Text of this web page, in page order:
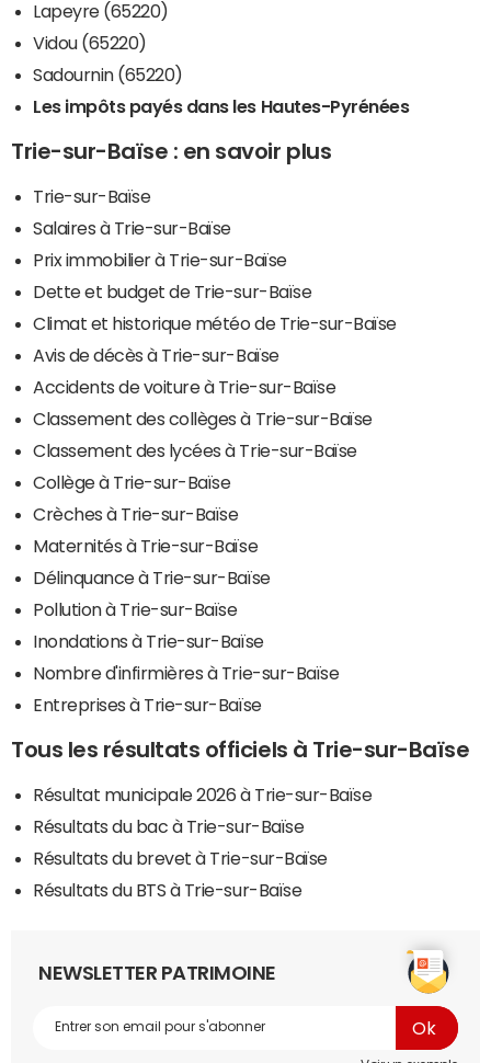
Lapeyre (65220)
Vidou (65220)
Sadournin (65220)
Les impôts payés dans les Hautes-Pyrénées
Trie-sur-Baïse : en savoir plus
Trie-sur-Baïse
Salaires à Trie-sur-Baïse
Prix immobilier à Trie-sur-Baïse
Dette et budget de Trie-sur-Baïse
Climat et historique météo de Trie-sur-Baïse
Avis de décès à Trie-sur-Baïse
Accidents de voiture à Trie-sur-Baïse
Classement des collèges à Trie-sur-Baïse
Classement des lycées à Trie-sur-Baïse
Collège à Trie-sur-Baïse
Crèches à Trie-sur-Baïse
Maternités à Trie-sur-Baïse
Délinquance à Trie-sur-Baïse
Pollution à Trie-sur-Baïse
Inondations à Trie-sur-Baïse
Nombre d'infirmières à Trie-sur-Baïse
Entreprises à Trie-sur-Baïse
Tous les résultats officiels à Trie-sur-Baïse
Résultat municipale 2026 à Trie-sur-Baïse
Résultats du bac à Trie-sur-Baïse
Résultats du brevet à Trie-sur-Baïse
Résultats du BTS à Trie-sur-Baïse
NEWSLETTER PATRIMOINE